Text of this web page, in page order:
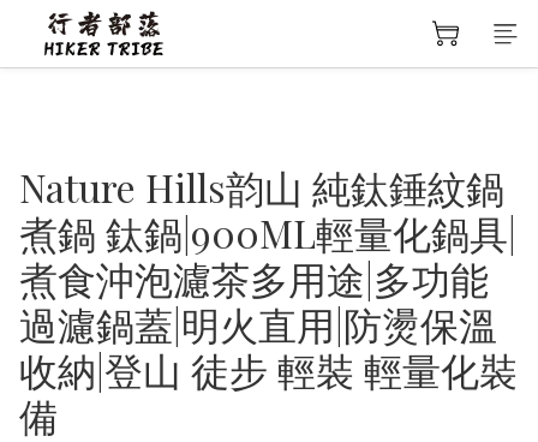
Nature Hills韵山 純鈦錘紋鍋
煮鍋 鈦鍋|900ML輕量化鍋具|
煮食沖泡濾茶多用途|多功能
過濾鍋蓋|明火直用|防燙保溫
收納|登山 徒步 輕裝 輕量化裝
備